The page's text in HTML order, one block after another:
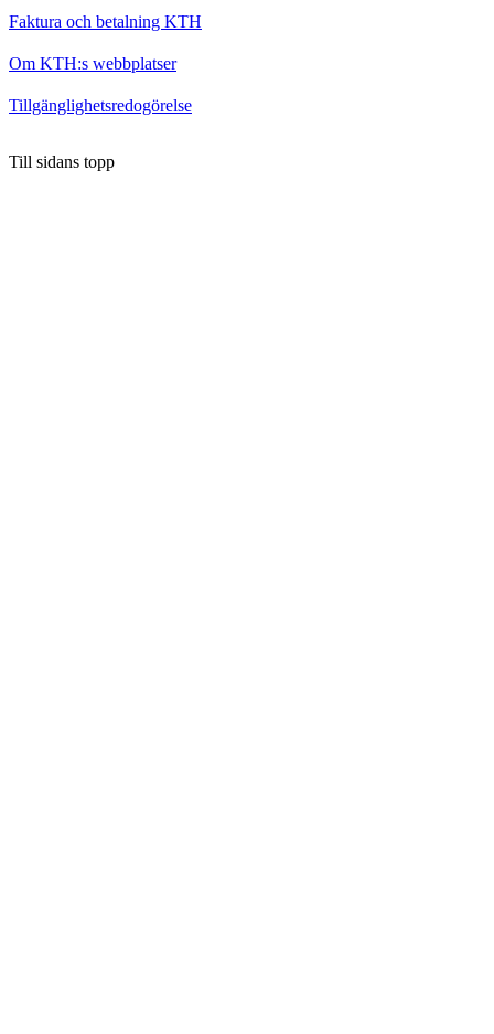
Faktura och betalning KTH
Om KTH:s webbplatser
Tillgänglighetsredogörelse
Till sidans topp